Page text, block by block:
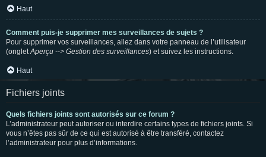
Haut
Comment puis-je supprimer mes surveillances de sujets ?
Pour supprimer vos surveillances, allez dans votre panneau de l’utilisateur
(ongletAperçu --> Gestion des surveillances) et suivez les instructions.
Haut
Fichiers joints
Quels fichiers joints sont autorisés sur ce forum ?
L’administrateur peut autoriser ou interdire certains types de fichiers joints. Si
vous n’êtes pas sûr de ce qui est autorisé à être transféré, contactez
l’administrateur pour plus d’informations.